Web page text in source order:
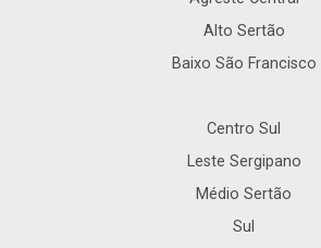
Alto Sertão
Baixo São Francisco
Centro Sul
Leste Sergipano
Médio Sertão
Sul